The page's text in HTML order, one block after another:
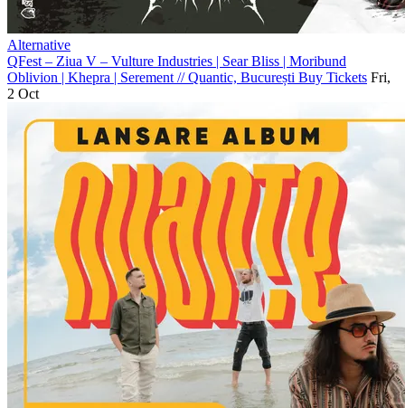
Alternative
QFest – Ziua V – Vulture Industries | Sear Bliss | Moribund
Oblivion | Khepra | Serement //Quantic, București Buy Tickets Fri,
2 Oct